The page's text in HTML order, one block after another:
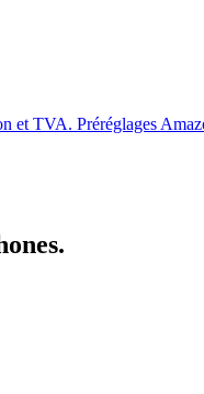
et TVA. Préréglages